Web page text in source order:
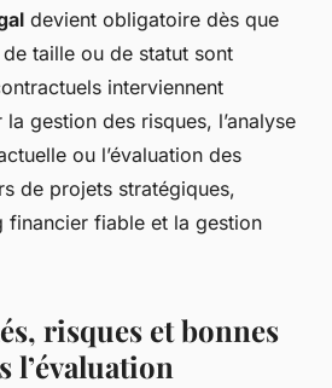
devient obligatoire dès que
taille ou de statut sont
interviennent
gestion des risques, l’analyse
ou l’évaluation des
de projets stratégiques,
fiable et la gestion
risques et bonnes
l’évaluation